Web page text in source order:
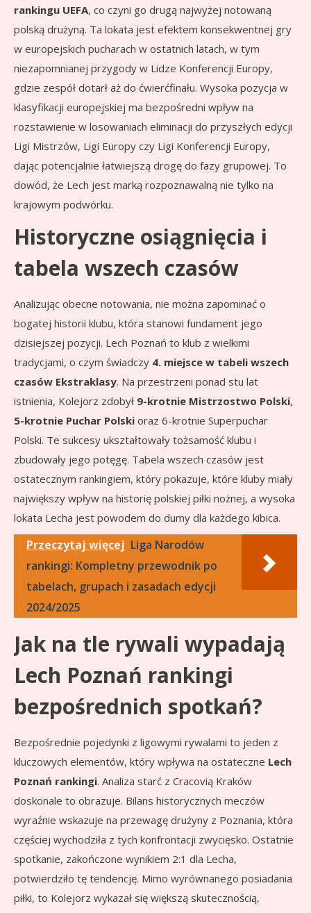
rankingu UEFA, co czyni go drugą najwyżej notowaną
polską drużyną. Ta lokata jest efektem konsekwentnej gry
w europejskich pucharach w ostatnich latach, w tym
niezapomnianej przygody w Lidze Konferencji Europy,
gdzie zespół dotarł aż do ćwierćfinału. Wysoka pozycja w
klasyfikacji europejskiej ma bezpośredni wpływ na
rozstawienie w losowaniach eliminacji do przyszłych edycji
Ligi Mistrzów, Ligi Europy czy Ligi Konferencji Europy,
dając potencjalnie łatwiejszą drogę do fazy grupowej. To
dowód, że Lech jest marką rozpoznawalną nie tylko na
krajowym podwórku.
Historyczne osiągnięcia i
tabela wszech czasów
Analizując obecne notowania, nie można zapominać o
bogatej historii klubu, która stanowi fundament jego
dzisiejszej pozycji. Lech Poznań to klub z wielkimi
tradycjami, o czym świadczy 4. miejsce w tabeli wszech
czasów Ekstraklasy. Na przestrzeni ponad stu lat
istnienia, Kolejorz zdobył 9-krotnie Mistrzostwo Polski,
5-krotnie Puchar Polski oraz 6-krotnie Superpuchar
Polski. Te sukcesy ukształtowały tożsamość klubu i
zbudowały jego potęgę. Tabela wszech czasów jest
ostatecznym rankingiem, który pokazuje, które kluby miały
największy wpływ na historię polskiej piłki nożnej, a wysoka
lokata Lecha jest powodem do dumy dla każdego kibica.
Przeczytaj więcej Liga Narodów
rankingi: Kompletny przewodnik po
tabelach, grupach i zasadach edycji
2024/2025
Jak na tle rywali wypadają
Lech Poznań rankingi
bezpośrednich spotkań?
Bezpośrednie pojedynki z ligowymi rywalami to jeden z
kluczowych elementów, który wpływa na ostateczne Lech
Poznań rankingi. Analiza starć z Cracovią Kraków
doskonale to obrazuje. Bilans historycznych meczów
wyraźnie wskazuje na przewagę drużyny z Poznania, która
częściej wychodziła z tych konfrontacji zwycięsko. Ostatnie
spotkanie, zakończone wynikiem 2:1 dla Lecha,
potwierdziło tę tendencję. Mimo wyrównanego posiadania
piłki, to Kolejorz wykazał się większą skutecznością,